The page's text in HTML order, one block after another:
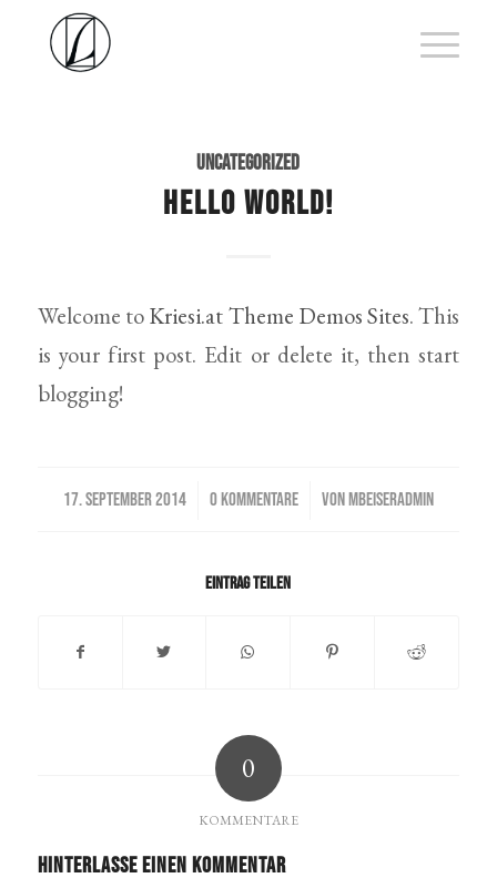
UNCATEGORIZED
HELLO WORLD!
Welcome toKriesi.at Theme Demos Sites. This
is your first post. Edit or delete it, then start
blogging!
17. SEPTEMBER 2014
/ 0 KOMMENTARE
/ VONMBEISERADMIN
Eintrag teilen
0
KOMMENTARE
Hinterlasse einen Kommentar